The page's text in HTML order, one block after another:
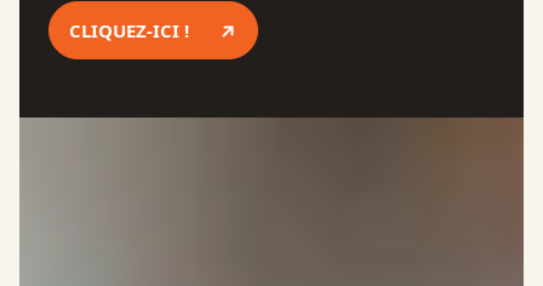
CLIQUEZ-ICI !